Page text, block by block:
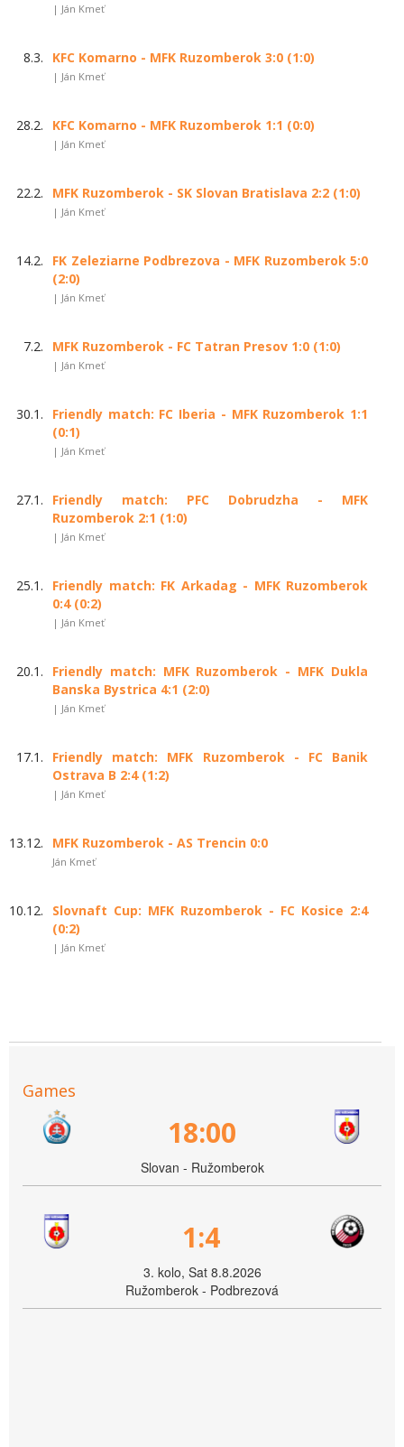
| Ján Kmeť
8.3. KFC Komarno - MFK Ruzomberok 3:0 (1:0)
| Ján Kmeť
28.2. KFC Komarno - MFK Ruzomberok 1:1 (0:0)
| Ján Kmeť
22.2. MFK Ruzomberok - SK Slovan Bratislava 2:2 (1:0)
| Ján Kmeť
14.2.
FK Zeleziarne Podbrezova - MFK Ruzomberok 5:0
(2:0)
| Ján Kmeť
7.2. MFK Ruzomberok - FC Tatran Presov 1:0 (1:0)
| Ján Kmeť
30.1.
Friendly match: FC Iberia - MFK Ruzomberok 1:1
(0:1)
| Ján Kmeť
27.1.
Friendly match: PFC Dobrudzha - MFK
Ruzomberok 2:1 (1:0)
| Ján Kmeť
25.1.
Friendly match: FK Arkadag - MFK Ruzomberok
0:4 (0:2)
| Ján Kmeť
20.1.
Friendly match: MFK Ruzomberok - MFK Dukla
Banska Bystrica 4:1 (2:0)
| Ján Kmeť
17.1.
Friendly match: MFK Ruzomberok - FC Banik
Ostrava B 2:4 (1:2)
| Ján Kmeť
13.12. MFK Ruzomberok - AS Trencin 0:0
Ján Kmeť
10.12.
Slovnaft Cup: MFK Ruzomberok - FC Kosice 2:4
(0:2)
| Ján Kmeť
Games
18:00
Slovan - Ružomberok
1:4
3. kolo, Sat 8.8.2026
Ružomberok - Podbrezová